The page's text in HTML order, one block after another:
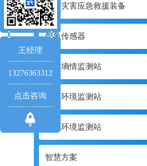
地质灾害应急救援装备
气象传感器
土壤墒情监测站
水文环境监测站
大气环境监测站
智慧方案
王经理
13276363312
点击咨询